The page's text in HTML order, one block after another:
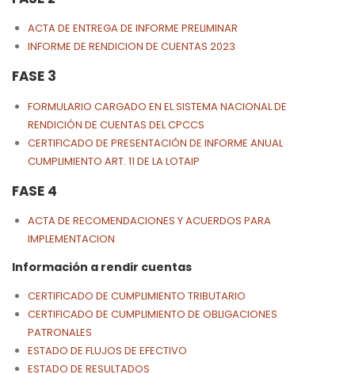
ACTA DE ENTREGA DE INFORME PRELIMINAR
INFORME DE RENDICION DE CUENTAS 2023
FASE 3
FORMULARIO CARGADO EN EL SISTEMA NACIONAL DE
RENDICIÓN DE CUENTAS DEL CPCCS
CERTIFICADO DE PRESENTACIÓN DE INFORME ANUAL
CUMPLIMIENTO ART. 11 DE LA LOTAIP
FASE 4
ACTA DE RECOMENDACIONES Y ACUERDOS PARA
IMPLEMENTACION
Información a rendir cuentas
CERTIFICADO DE CUMPLIMIENTO TRIBUTARIO
CERTIFICADO DE CUMPLIMIENTO DE OBLIGACIONES
PATRONALES
ESTADO DE FLUJOS DE EFECTIVO
ESTADO DE RESULTADOS